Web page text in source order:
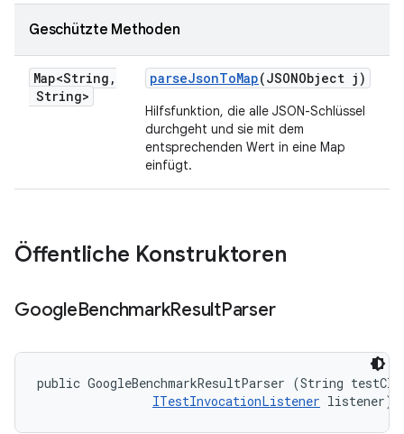
Geschützte Methoden
Map<String ,
String>
parseJsonToMap(JSONObject j)
Hilfsfunktion, die alle JSON-Schlüssel
durchgeht und sie mit dem
entsprechenden Wert in eine Map
einfügt.
Öffentliche Konstruktoren
GoogleBenchmarkResultParser
public GoogleBenchmarkResultParser (String
ITestInvocationListener listener)